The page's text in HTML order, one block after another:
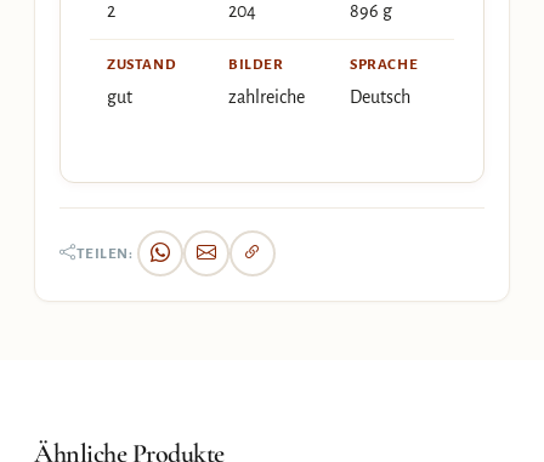
2 204 896 g
ZUSTAND
gut
BILDER
zahlreiche
SPRACHE
Deutsch
TEILEN:
Ähnliche Produkte